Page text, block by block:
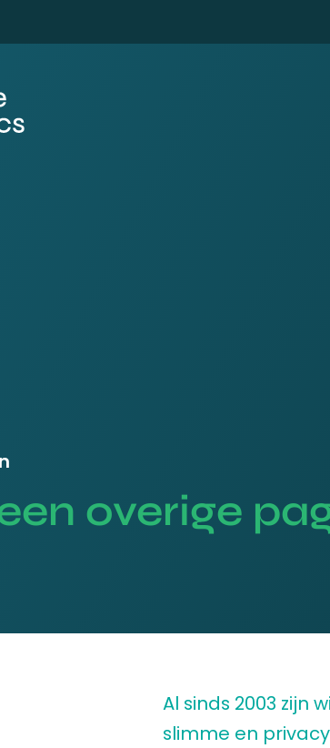
overige
Al sinds 2003 zijn
slimme en